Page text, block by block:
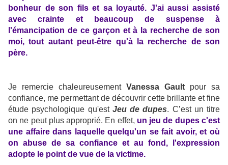
bonheur de son fils et sa loyauté. J'ai aussi assisté
avec crainte et beaucoup de suspense à
l'émancipation de ce garçon et à la recherche de son
moi, tout autant peut-être qu'à la recherche de son
père.
Je remercie chaleureusement Vanessa Gault pour sa
confiance, me permettant de découvrir cette brillante et fine
étude psychologique qu'est Jeu de dupes. C’est un titre
on ne peut plus approprié. En effet, un jeu de dupes c'est
une affaire dans laquelle quelqu'un se fait avoir, et où
on abuse de sa confiance et au fond, l'expression
adopte le point de vue de la victime.